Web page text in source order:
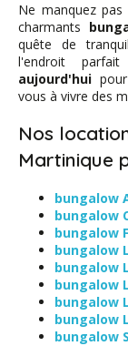
Ne manquez
charmants
quête de
l'endroit
aujourd'hui
vous à vivre des
Nos
Martinique
bungalow
bungalow
bungalow
bungalow
bungalow
bungalow
bungalow
bungalow
bungalow